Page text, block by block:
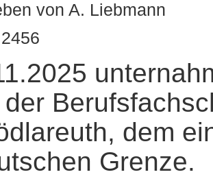
von A. Liebmann
dem
Grenze.